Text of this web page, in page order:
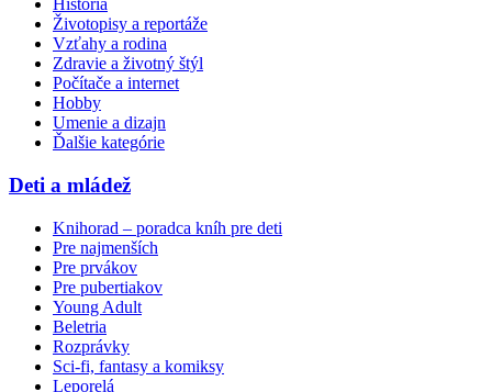
História
Životopisy a reportáže
Vzťahy a rodina
Zdravie a životný štýl
Počítače a internet
Hobby
Umenie a dizajn
Ďalšie kategórie
Deti a mládež
Knihorad – poradca kníh pre deti
Pre najmenších
Pre prvákov
Pre pubertiakov
Young Adult
Beletria
Rozprávky
Sci-fi, fantasy a komiksy
Leporelá